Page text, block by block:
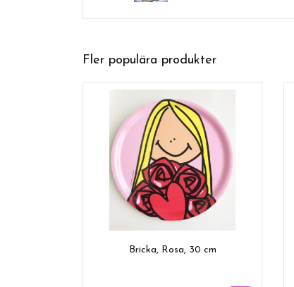
Fler populära produkter
Bricka, Rosa, 30 cm